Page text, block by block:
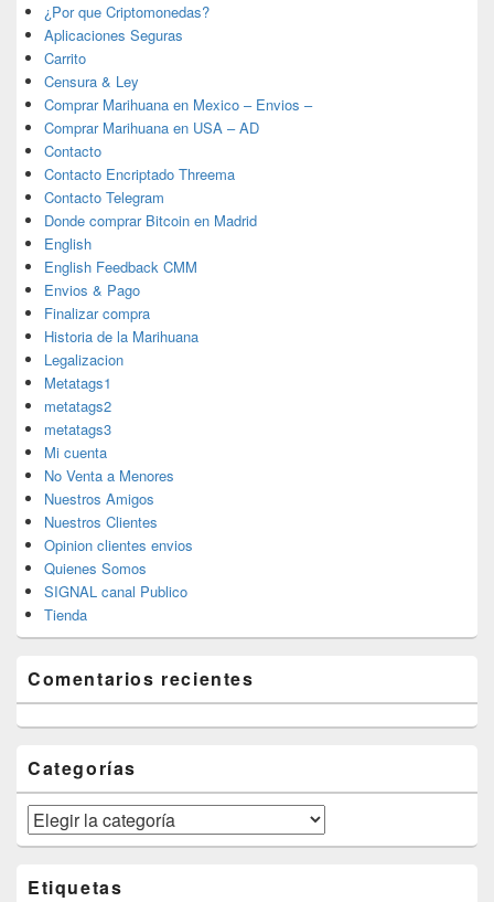
¿Por que Criptomonedas?
Aplicaciones Seguras
Carrito
Censura & Ley
Comprar Marihuana en Mexico – Envios –
Comprar Marihuana en USA – AD
Contacto
Contacto Encriptado Threema
Contacto Telegram
Donde comprar Bitcoin en Madrid
English
English Feedback CMM
Envios & Pago
Finalizar compra
Historia de la Marihuana
Legalizacion
Metatags1
metatags2
metatags3
Mi cuenta
No Venta a Menores
Nuestros Amigos
Nuestros Clientes
Opinion clientes envios
Quienes Somos
SIGNAL canal Publico
Tienda
Comentarios recientes
Categorías
Categorías
Etiquetas